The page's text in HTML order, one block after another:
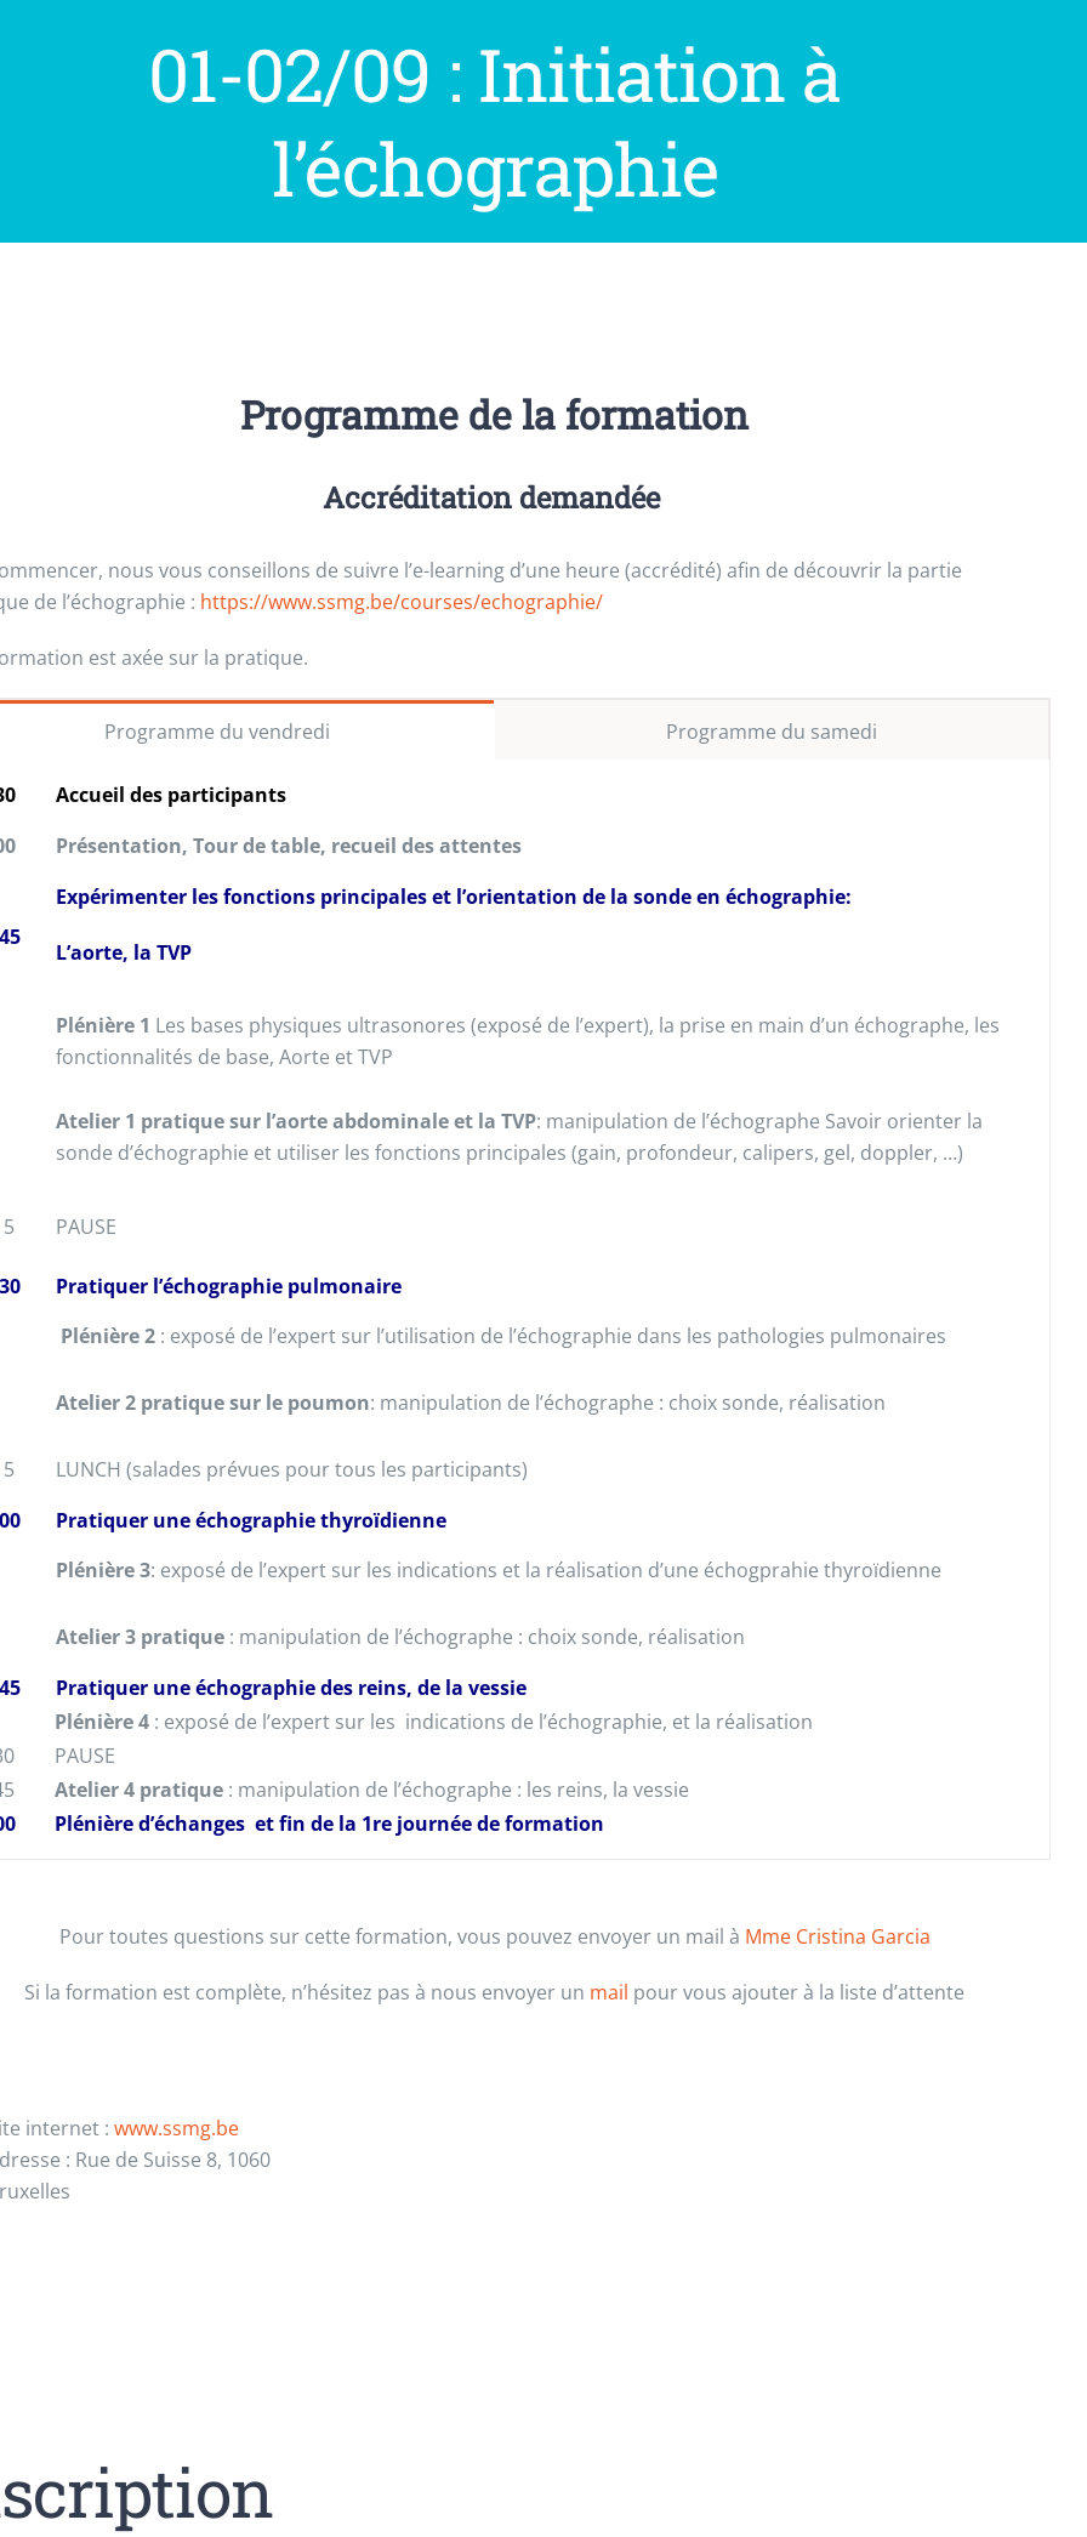
01-02/09 : Initiation à
l’échographie
Programme de la formation
Accréditation demandée
nous vous conseillons de suivre l’e-learning d’une heure (accrédité) afin de découvrir la partie
de l’échographie : https://www.ssmg.be/courses/echographie/
est axée sur la pratique.
Programme du vendredi Programme du samedi
Accueil des participants
Présentation, Tour de table, recueil des attentes
Expérimenter les fonctions principales et l’orientation de la sonde en échographie:
L’aorte, la TVP
Plénière 1 Les bases physiques ultrasonores (exposé de l’expert), la prise en main d’un échographe, les
fonctionnalités de base, Aorte et TVP
Atelier 1 pratique sur l’aorte abdominale et la TVP: manipulation de l’échographe Savoir orienter la
sonde d’échographie et utiliser les fonctions principales (gain, profondeur, calipers, gel, doppler, …)
PAUSE
Pratiquer l’échographie pulmonaire
Plénière 2 : exposé de l’expert sur l’utilisation de l’échographie dans les pathologies pulmonaires
Atelier 2 pratique sur le poumon: manipulation de l’échographe : choix sonde, réalisation
LUNCH (salades prévues pour tous les participants)
Pratiquer une échographie thyroïdienne
Plénière 3: exposé de l’expert sur les indications et la réalisation d’une échogprahie thyroïdienne
Atelier 3 pratique : manipulation de l’échographe : choix sonde, réalisation
Pratiquer une échographie des reins, de la vessie
Plénière 4 : exposé de l’expert sur les indications de l’échographie, et la réalisation
PAUSE
Atelier 4 pratique : manipulation de l’échographe : les reins, la vessie
Plénière d’échanges et fin de la 1re journée de formation
Pour toutes questions sur cette formation, vous pouvez envoyer un mail à Mme Cristina Garcia
Si la formation est complète, n’hésitez pas à nous envoyer un mail pour vous ajouter à la liste d’attente
internet : www.ssmg.be
: Rue de Suisse 8, 1060